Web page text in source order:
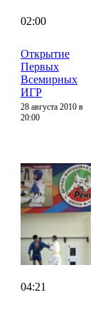
02:00
Открытие
Первых
Всемирных
ИГР
28 августа 2010 в
20:00
04:21